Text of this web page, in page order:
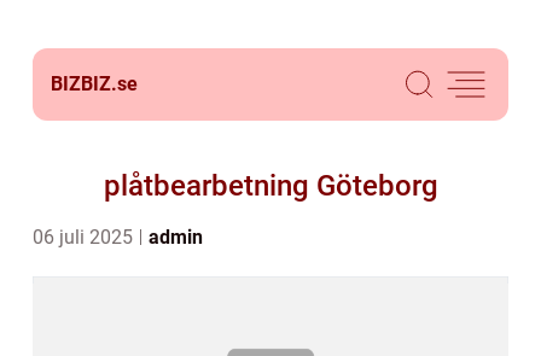
BIZBIZ.se
plåtbearbetning Göteborg
06 juli 2025 admin